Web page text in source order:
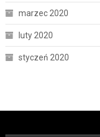
marzec 2020
luty 2020
styczeń 2020